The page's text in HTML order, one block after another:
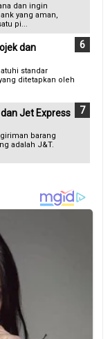
dan ingin
yang aman,
pi...
dan
standar
ditetapkan oleh
Jet Express
barang
adalah J&T.